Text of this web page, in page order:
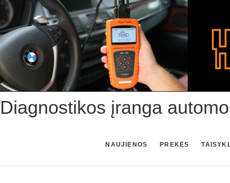
Skip
to
content
Diagnostikos įranga
NAUJIENOS PREKĖS